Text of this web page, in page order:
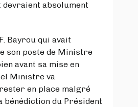
devraient absolument
Bayrou qui avait
son poste de Ministre
avant sa mise en
Ministre va
en place malgré
bénédiction du Président